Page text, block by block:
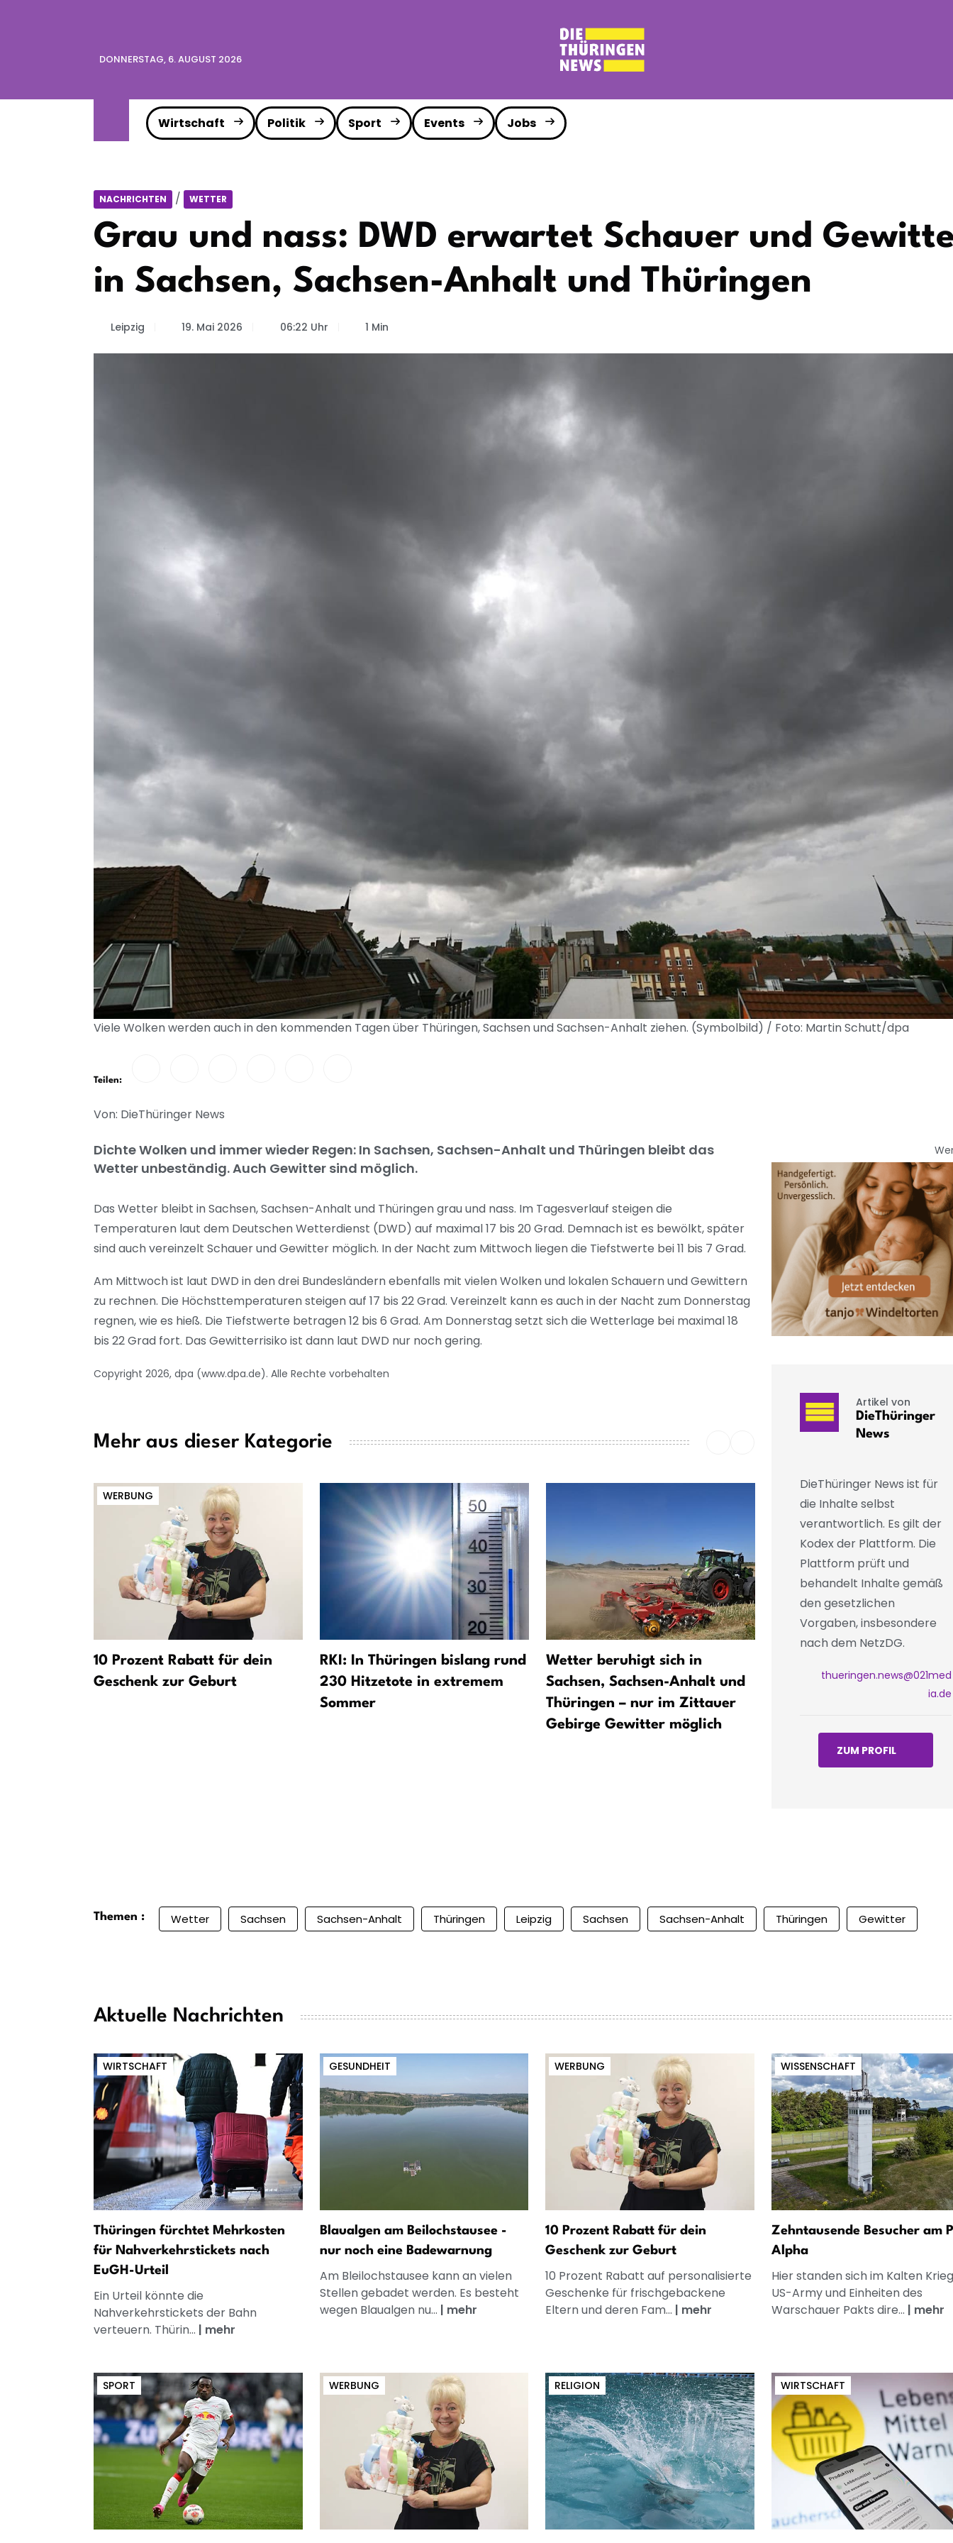
DONNERSTAG, 6. AUGUST 2026
Wirtschaft Politik Sport Events Jobs
NACHRICHTEN / WETTER
Grau und nass: DWD erwartet Schauer und
in Sachsen, Sachsen-Anhalt und Thüringen
Leipzig 19. Mai 2026 06:22 Uhr 1 Min
Viele Wolken werden auch in den kommenden Tagen über Thüringen, Sachsen und Sachsen-Anhalt ziehen. (Symbolbild) / Foto: Martin Schutt/dpa
Teilen:
Von: DieThüringer News
Dichte Wolken und immer wieder Regen: In Sachsen, Sachsen-Anhalt und Thüringen bleibt das
Wetter unbeständig. Auch Gewitter sind möglich.
Das Wetter bleibt in Sachsen, Sachsen-Anhalt und Thüringen grau und nass. Im Tagesverlauf steigen die
Temperaturen laut dem Deutschen Wetterdienst (DWD) auf maximal 17 bis 20 Grad. Demnach ist es bewölkt, später
sind auch vereinzelt Schauer und Gewitter möglich. In der Nacht zum Mittwoch liegen die Tiefstwerte bei 11 bis 7 Grad.
Am Mittwoch ist laut DWD in den drei Bundesländern ebenfalls mit vielen Wolken und lokalen Schauern und Gewittern
zu rechnen. Die Höchsttemperaturen steigen auf 17 bis 22 Grad. Vereinzelt kann es auch in der Nacht zum Donnerstag
regnen, wie es hieß. Die Tiefstwerte betragen 12 bis 6 Grad. Am Donnerstag setzt sich die Wetterlage bei maximal 18
bis 22 Grad fort. Das Gewitterrisiko ist dann laut DWD nur noch gering.
Copyright 2026, dpa (www.dpa.de). Alle Rechte vorbehalten
Mehr aus dieser Kategorie
WERBUNG
10 Prozent Rabatt für dein
Geschenk zur Geburt
RKI: In Thüringen bislang rund
230 Hitzetote in extremem
Sommer
Wetter beruhigt sich in
Sachsen, Sachsen-Anhalt und
Thüringen – nur im Zittauer
Gebirge Gewitter möglich
und teils kräftige
Artikel von
DieThüringer
News
DieThüringer News ist für
die Inhalte selbst
verantwortlich. Es gilt der
Kodex der Plattform. Die
Plattform prüft und
behandelt Inhalte gemäß
den gesetzlichen
Vorgaben, insbesondere
nach dem NetzDG.
thueringen.news@021med
ia.de
ZUM PROFIL
Themen : Wetter Sachsen Sachsen-Anhalt Thüringen Leipzig Sachsen Sachsen-Anhalt Thüringen Gewitter
Aktuelle Nachrichten
WIRTSCHAFT
Thüringen fürchtet Mehrkosten
für Nahverkehrstickets nach
EuGH-Urteil
Ein Urteil könnte die
Nahverkehrstickets der Bahn
verteuern. Thürin... | mehr
GESUNDHEIT
Blaualgen am Beilochstausee -
nur noch eine Badewarnung
Am Bleilochstausee kann an vielen
Stellen gebadet werden. Es besteht
wegen Blaualgen nu... | mehr
WERBUNG
10 Prozent Rabatt für dein
Geschenk zur Geburt
10 Prozent Rabatt auf personalisierte
Geschenke für frischgebackene
Eltern und deren Fam... | mehr
WISSENSCHAFT
Zehntausende Besucher am
Alpha
Hier standen sich im Kalten
US-Army und Einheiten des
Warschauer Pakts dire... | mehr
SPORT WERBUNG RELIGION WIRTSCHAFT